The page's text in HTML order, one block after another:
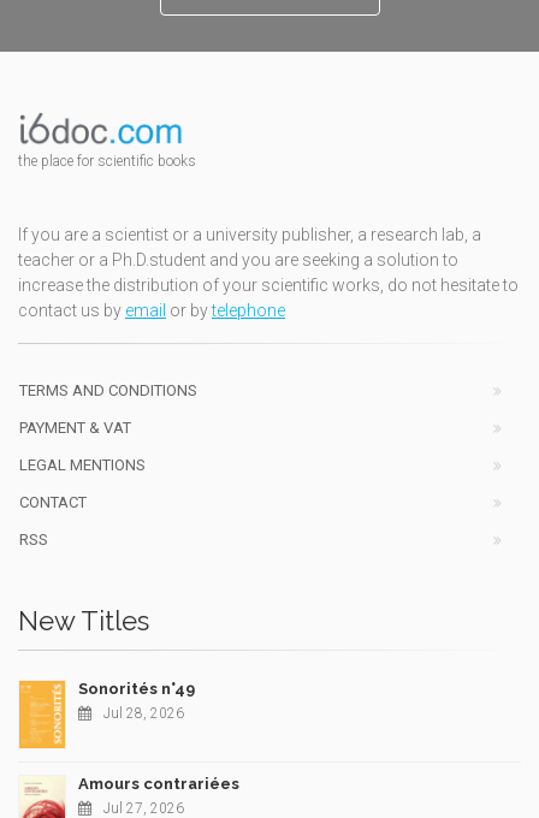
the place for scientific books
If you are a scientist or a university publisher, a research lab, a
teacher or a Ph.D.student and you are seeking a solution to
increase the distribution of your scientific works, do not hesitate to
contact us by email or bytelephone
TERMS AND CONDITIONS
PAYMENT & VAT
LEGAL MENTIONS
CONTACT
RSS
New Titles
Sonorités n°49
Jul 28, 2026
Amours contrariées
Jul 27, 2026